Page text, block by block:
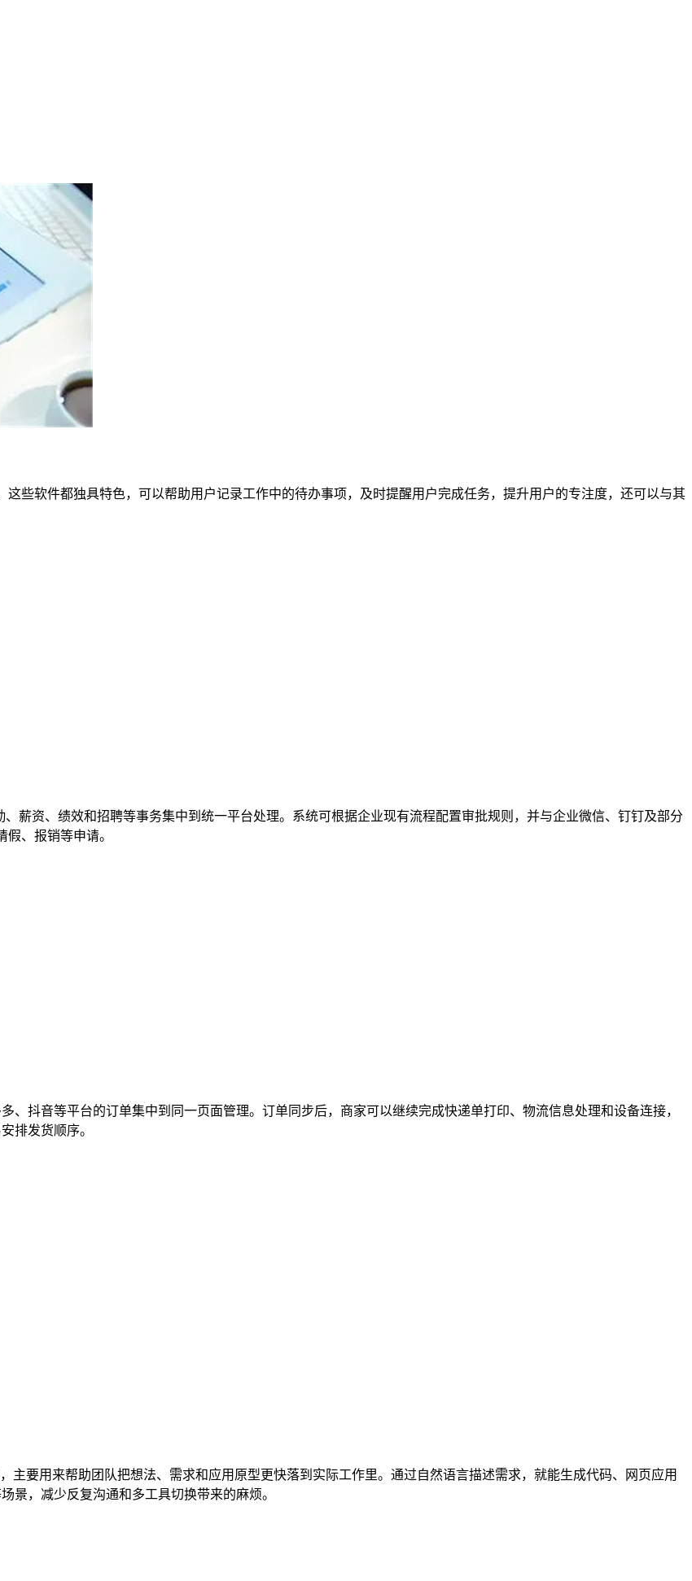
些软件都独具特色，可以帮助用户记录工作中的待办事项，及时提醒用户完成任务，提升用户的专注度，还可以与其
薪资、绩效和招聘等事务集中到统一平台处理。系统可根据企业现有流程配置审批规则，并与企业微信、钉钉及部分
、报销等申请。
、抖音等平台的订单集中到同一页面管理。订单同步后，商家可以继续完成快递单打印、物流信息处理和设备连接，
排发货顺序。
主要用来帮助团队把想法、需求和应用原型更快落到实际工作里。通过自然语言描述需求，就能生成代码、网页应用
景，减少反复沟通和多工具切换带来的麻烦。